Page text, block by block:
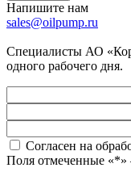
Напишите нам
sales@oilpump.ru
Специалисты АО
одного рабочего дня.
Согласен на
Поля отмеченные «*»